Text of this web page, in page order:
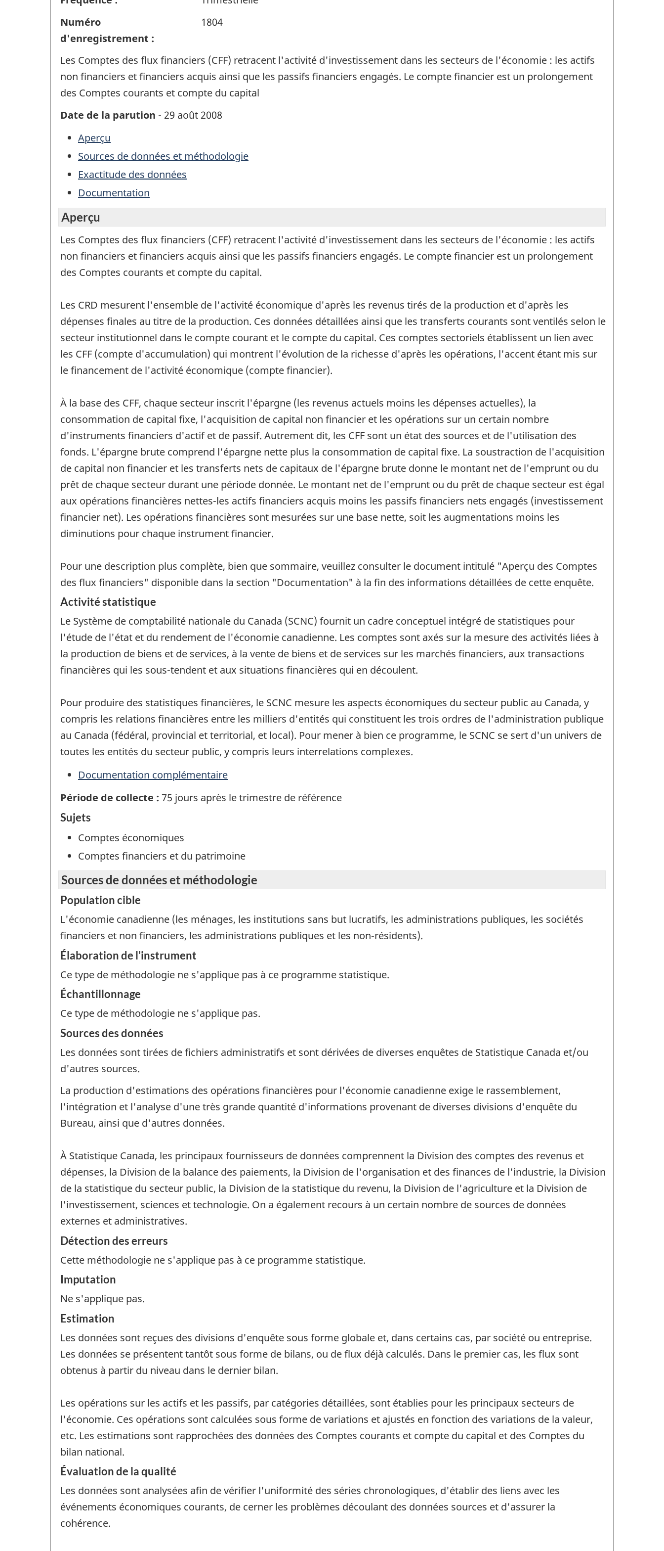
Numéro
d'enregistrement :
1804
Les Comptes des flux financiers (CFF) retracent l'activité d'investissement dans les secteurs de l'économie : les actifs
non financiers et financiers acquis ainsi que les passifs financiers engagés. Le compte financier est un prolongement
des Comptes courants et compte du capital
Date de la parution - 29 août 2008
Aperçu
Sources de données et méthodologie
Exactitude des données
Documentation
Aperçu
Les Comptes des flux financiers (CFF) retracent l'activité d'investissement dans les secteurs de l'économie : les actifs
non financiers et financiers acquis ainsi que les passifs financiers engagés. Le compte financier est un prolongement
des Comptes courants et compte du capital.
Les CRD mesurent l'ensemble de l'activité économique d'après les revenus tirés de la production et d'après les
dépenses finales au titre de la production. Ces données détaillées ainsi que les transferts courants sont ventilés selon le
secteur institutionnel dans le compte courant et le compte du capital. Ces comptes sectoriels établissent un lien avec
les CFF (compte d'accumulation) qui montrent l'évolution de la richesse d'après les opérations, l'accent étant mis sur
le financement de l'activité économique (compte financier).
À la base des CFF, chaque secteur inscrit l'épargne (les revenus actuels moins les dépenses actuelles), la
consommation de capital fixe, l'acquisition de capital non financier et les opérations sur un certain nombre
d'instruments financiers d'actif et de passif. Autrement dit, les CFF sont un état des sources et de l'utilisation des
fonds. L'épargne brute comprend l'épargne nette plus la consommation de capital fixe. La soustraction de l'acquisition
de capital non financier et les transferts nets de capitaux de l'épargne brute donne le montant net de l'emprunt ou du
prêt de chaque secteur durant une période donnée. Le montant net de l'emprunt ou du prêt de chaque secteur est égal
aux opérations financières nettes-les actifs financiers acquis moins les passifs financiers nets engagés (investissement
financier net). Les opérations financières sont mesurées sur une base nette, soit les augmentations moins les
diminutions pour chaque instrument financier.
Pour une description plus complète, bien que sommaire, veuillez consulter le document intitulé "Aperçu des Comptes
des flux financiers" disponible dans la section "Documentation" à la fin des informations détaillées de cette enquête.
Activité statistique
Le Système de comptabilité nationale du Canada (SCNC) fournit un cadre conceptuel intégré de statistiques pour
l'étude de l'état et du rendement de l'économie canadienne. Les comptes sont axés sur la mesure des activités liées à
la production de biens et de services, à la vente de biens et de services sur les marchés financiers, aux transactions
financières qui les sous-tendent et aux situations financières qui en découlent.
Pour produire des statistiques financières, le SCNC mesure les aspects économiques du secteur public au Canada, y
compris les relations financières entre les milliers d'entités qui constituent les trois ordres de l'administration publique
au Canada (fédéral, provincial et territorial, et local). Pour mener à bien ce programme, le SCNC se sert d'un univers de
toutes les entités du secteur public, y compris leurs interrelations complexes.
Documentation complémentaire
Période de collecte : 75 jours après le trimestre de référence
Sujets
Comptes économiques
Comptes financiers et du patrimoine
Sources de données et méthodologie
Population cible
L'économie canadienne (les ménages, les institutions sans but lucratifs, les administrations publiques, les sociétés
financiers et non financiers, les administrations publiques et les non-résidents).
Élaboration de l'instrument
Ce type de méthodologie ne s'applique pas à ce programme statistique.
Échantillonnage
Ce type de méthodologie ne s'applique pas.
Sources des données
Les données sont tirées de fichiers administratifs et sont dérivées de diverses enquêtes de Statistique Canada et/ou
d'autres sources.
La production d'estimations des opérations financières pour l'économie canadienne exige le rassemblement,
l'intégration et l'analyse d'une très grande quantité d'informations provenant de diverses divisions d'enquête du
Bureau, ainsi que d'autres données.
À Statistique Canada, les principaux fournisseurs de données comprennent la Division des comptes des revenus et
dépenses, la Division de la balance des paiements, la Division de l'organisation et des finances de l'industrie, la Division
de la statistique du secteur public, la Division de la statistique du revenu, la Division de l'agriculture et la Division de
l'investissement, sciences et technologie. On a également recours à un certain nombre de sources de données
externes et administratives.
Détection des erreurs
Cette méthodologie ne s'applique pas à ce programme statistique.
Imputation
Ne s'applique pas.
Estimation
Les données sont reçues des divisions d'enquête sous forme globale et, dans certains cas, par société ou entreprise.
Les données se présentent tantôt sous forme de bilans, ou de flux déjà calculés. Dans le premier cas, les flux sont
obtenus à partir du niveau dans le dernier bilan.
Les opérations sur les actifs et les passifs, par catégories détaillées, sont établies pour les principaux secteurs de
l'économie. Ces opérations sont calculées sous forme de variations et ajustés en fonction des variations de la valeur,
etc. Les estimations sont rapprochées des données des Comptes courants et compte du capital et des Comptes du
bilan national.
Évaluation de la qualité
Les données sont analysées afin de vérifier l'uniformité des séries chronologiques, d'établir des liens avec les
événements économiques courants, de cerner les problèmes découlant des données sources et d'assurer la
cohérence.